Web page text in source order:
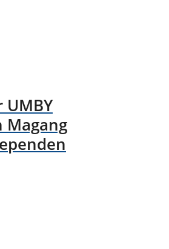
UMBY
Magang